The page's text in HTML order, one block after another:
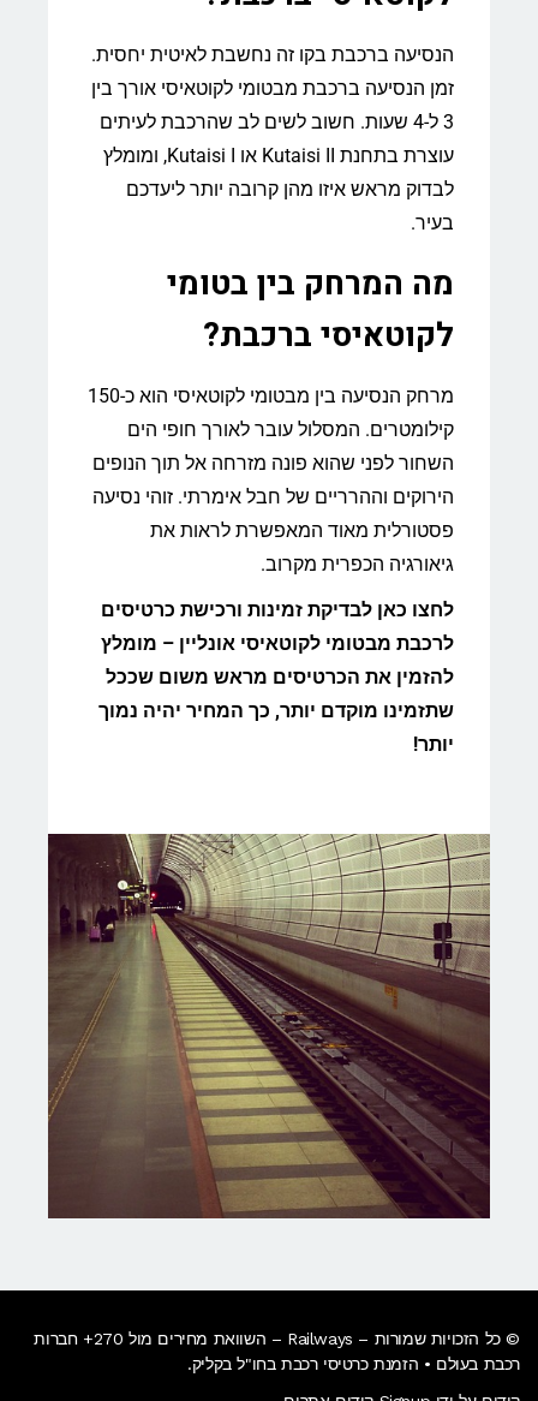
הנסיעה ברכבת בקו זה נחשבת לאיטית יחסית.
זמן הנסיעה ברכבת מבטומי לקוטאיסי אורך בין
3 ל-4 שעות. חשוב לשים לב שהרכבת לעיתים
עוצרת בתחנת Kutaisi II או Kutaisi I, ומומלץ
לבדוק מראש איזו מהן קרובה יותר ליעדכם
בעיר.
מה המרחק בין בטומי
לקוטאיסי ברכבת?
מרחק הנסיעה בין מבטומי לקוטאיסי הוא כ-150
קילומטרים. המסלול עובר לאורך חופי הים
השחור לפני שהוא פונה מזרחה אל תוך הנופים
הירוקים וההרריים של חבל אימרתי. זוהי נסיעה
פסטורלית מאוד המאפשרת לראות את
גיאורגיה הכפרית מקרוב.
לחצו כאן לבדיקת זמינות ורכישת כרטיסים
לרכבת מבטומי לקוטאיסי אונליין – מומלץ
להזמין את הכרטיסים מראש משום שככל
שתזמינו מוקדם יותר, כך המחיר יהיה נמוך
יותר!
© כל הזכויות שמורות – Railways – השוואת מחירים מול 270+ חברות
רכבת בעולם • הזמנת כרטיסי רכבת בחו"ל בקליק​.